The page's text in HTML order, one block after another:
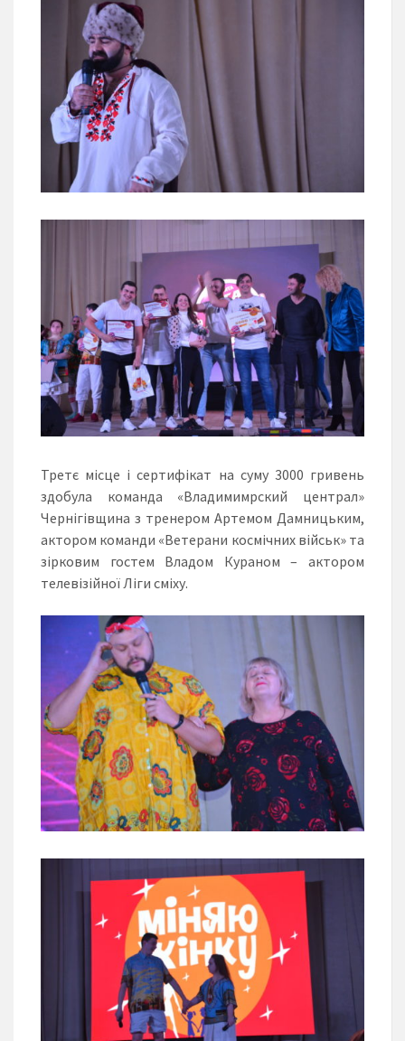
Третє місце і сертифікат на суму 3000 гривень
здобула команда «Владимимрский централ»
Чернігівщина з тренером Артемом Дамницьким,
актором команди «Ветерани космічних військ» та
зірковим гостем Владом Кураном – актором
телевізійної Ліги сміху.